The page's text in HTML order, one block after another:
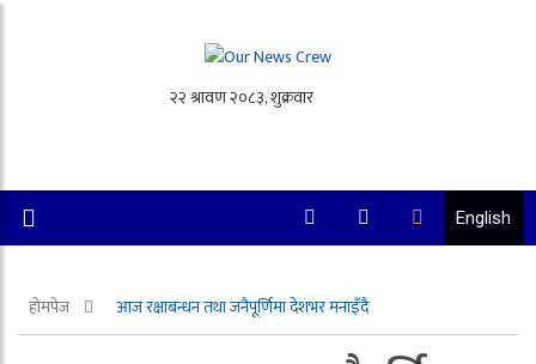
English
होमपेज आज रक्षाबन्धन तथा जनैपूर्णिमा देशभर मनाइँदै